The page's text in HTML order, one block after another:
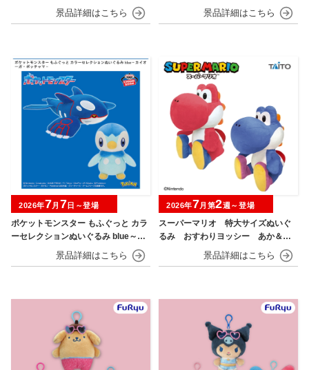
ポケットモンスター もふぐっと カラ
ーセレクションぬいぐるみ blue～カ
イオーガ・ポッチャマ～
2026年7月 7 日～登場
スーパーマリオ 特大サイズぬいぐ
るみ おすわりヨッシー あか＆あ
2026年7月第2週～登場